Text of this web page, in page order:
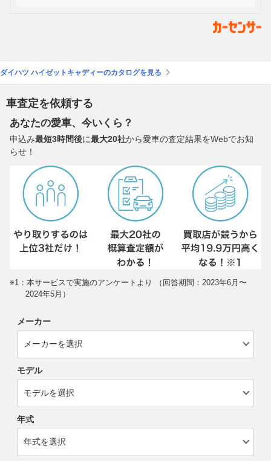
ダイハツ ハイゼットキャディーのカタログを見る
車査定を依頼する
あなたの愛車、今いくら？
申込み最短3時間後に最大20社から愛車の査定結果をWebでお知
らせ！
※1：本サービスで実施のアンケートより （回答期間：2023年6月〜
2024年5月）
メーカー
モデル
年式